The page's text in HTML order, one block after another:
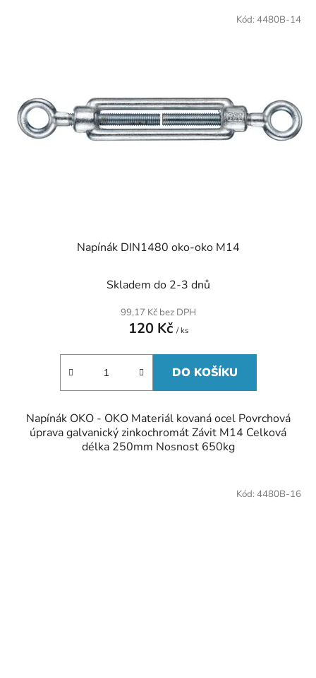
Napínák DIN1480 oko-oko M14
Skladem do 2-3 dnů
99,17 Kč bez DPH
120 Kč / ks
DO KOŠÍKU
Napínák OKO - OKO Materiál kovaná ocel Povrchová
úprava galvanický zinkochromát Závit M14 Celková
délka 250mm Nosnost 650kg
Kód: 4480B-14
Kód: 4480B-16